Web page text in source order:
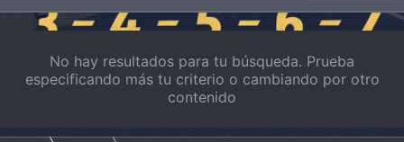
No hay resultados para tu búsqueda. Prueba
especificando más tu criterio o cambiando por otro
contenido